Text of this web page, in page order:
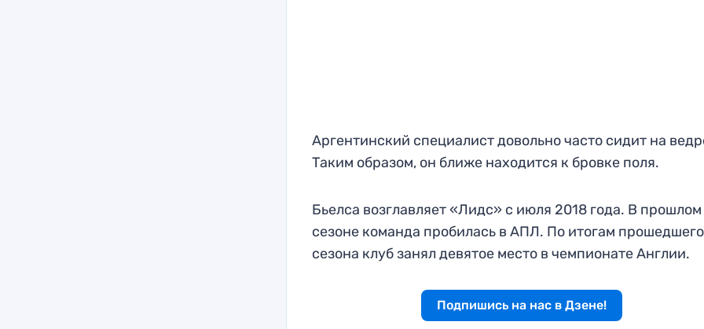
Аргентинский специалист довольно часто сидит на
Таким образом, он ближе находится к бровке поля.
Бьелса возглавляет «Лидс» с июля 2018 года. В прошлом
сезоне команда пробилась в АПЛ. По итогам прошедшего
сезона клуб занял девятое место в чемпионате Англии.
Подпишись на нас в Дзене!